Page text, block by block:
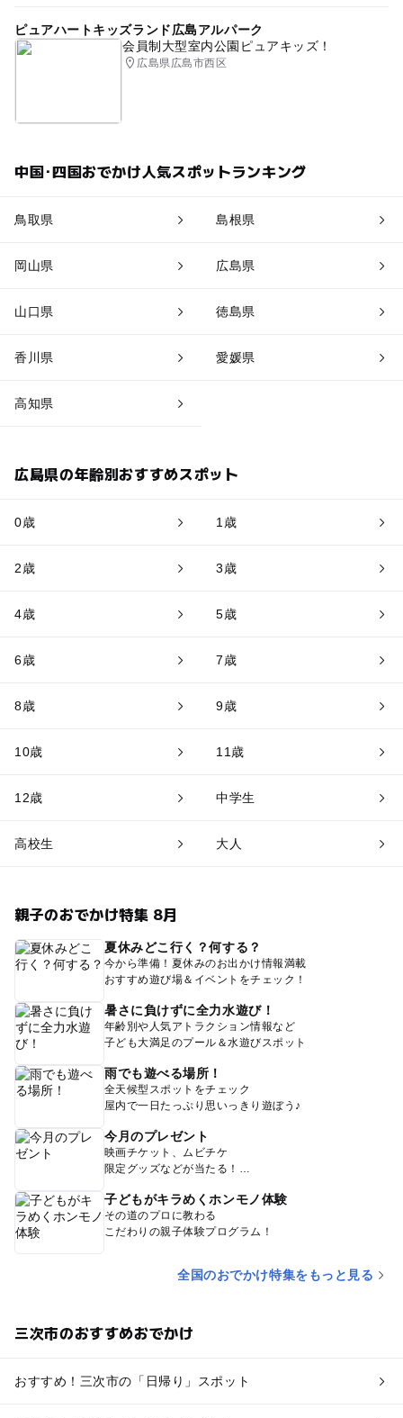
ピュアハートキッズランド広島アルパーク
会員制大型室内公園ピュアキッズ！
広島県広島市西区
中国･四国おでかけ人気スポットランキング
鳥取県 島根県
岡山県 広島県
山口県 徳島県
香川県 愛媛県
高知県
広島県の年齢別おすすめスポット
0歳 1歳
2歳 3歳
4歳 5歳
6歳 7歳
8歳 9歳
10歳 11歳
12歳 中学生
高校生 大人
親子のおでかけ特集 8月
夏休みどこ行く？何する？
今から準備！夏休みのお出かけ情報満載
おすすめ遊び場＆イベントをチェック！
暑さに負けずに全力水遊び！
年齢別や人気アトラクション情報など
子ども大満足のプール＆水遊びスポット
雨でも遊べる場所！
全天候型スポットをチェック
屋内で一日たっぷり思いっきり遊ぼう♪
今月のプレゼント
映画チケット、ムビチケ
限定グッズなどが当たる！
子どもがキラめくホンモノ体験
その道のプロに教わる
こだわりの親子体験プログラム！
全国のおでかけ特集をもっと見る
三次市のおすすめおでかけ
おすすめ！三次市の「日帰り」スポット